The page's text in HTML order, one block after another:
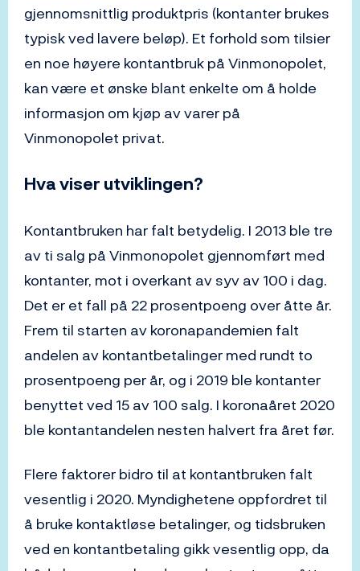
gjennomsnittlig produktpris (kontanter brukes
typisk ved lavere beløp). Et forhold som tilsier
en noe høyere kontantbruk på Vinmonopolet,
kan være et ønske blant enkelte om å holde
informasjon om kjøp av varer på
Vinmonopolet privat.
Hva viser utviklingen?
Kontantbruken har falt betydelig. I 2013 ble tre
av ti salg på Vinmonopolet gjennomført med
kontanter, mot i overkant av syv av 100 i dag.
Det er et fall på 22 prosentpoeng over åtte år.
Frem til starten av koronapandemien falt
andelen av kontantbetalinger med rundt to
prosentpoeng per år, og i 2019 ble kontanter
benyttet ved 15 av 100 salg. I koronaåret 2020
ble kontantandelen nesten halvert fra året før.
Flere faktorer bidro til at kontantbruken falt
vesentlig i 2020. Myndighetene oppfordret til
å bruke kontaktløse betalinger, og tidsbruken
ved en kontantbetaling gikk vesentlig opp, da